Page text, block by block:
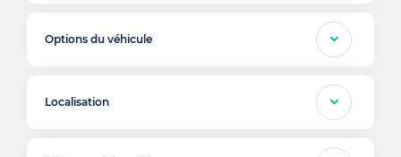
Options du véhicule
Localisation